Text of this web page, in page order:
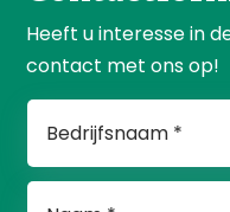
Heeft u interesse in
contact met ons op!